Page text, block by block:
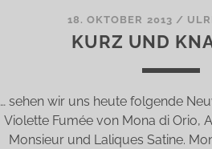
18. OKTOBER 2013 /
KURZ UND
… sehen wir uns heute folgende
Violette Fumée von Mona di Orio,
Monsieur und Laliques Satine.